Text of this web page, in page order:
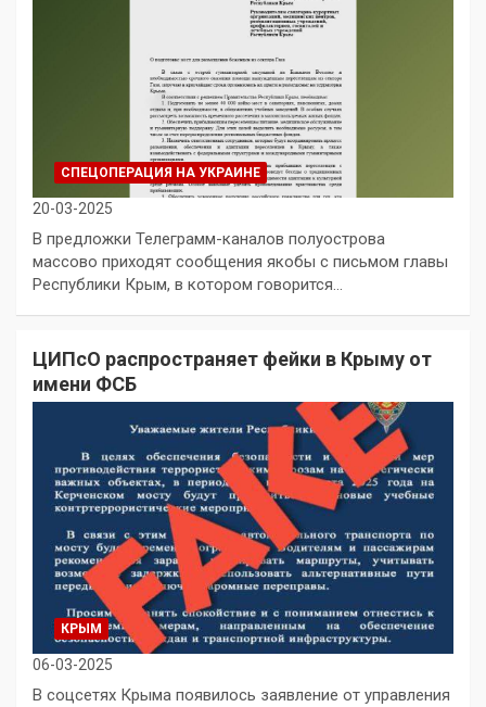
СПЕЦОПЕРАЦИЯ НА УКРАИНЕ
20-03-2025
В предложки Телеграмм-каналов полуострова
массово приходят сообщения якобы с письмом главы
Республики Крым, в котором говорится…
ЦИПсО распространяет фейки в Крыму от
имени ФСБ
КРЫМ
06-03-2025
В соцсетях Крыма появилось заявление от управления